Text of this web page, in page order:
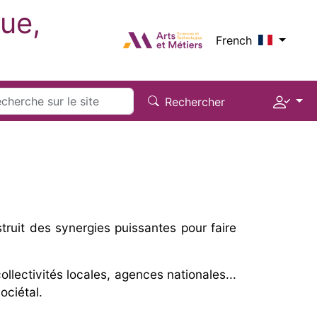
French
Logo_image
Rechercher
des synergies puissantes pour faire
locales, agences nationales...